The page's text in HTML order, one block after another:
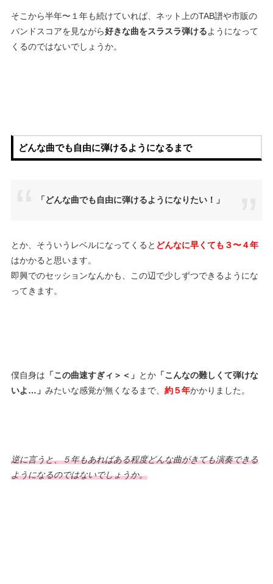
そこから半年〜１年も続けていれば、ネット上のTAB譜や市販の
バンドスコアを見ながら好きな曲をスラスラ弾けるようになって
くるのではないでしょうか。
どんな曲でも自由に弾けるようになるまで
「どんな曲でも自由に弾けるようになりたい！」
とか、そういうレベルになってくると どんなに早くても３〜４年
はかかると思います。
即興でのセッションなんかも、この辺で少しずつできるようにな
ってきます。
僕自身は 「この曲速すぎィ＞＜」 とか「こんなの難しくて弾けな
いよ…」 みたいな感覚が無くなるまで、 約５年かかりました。
逆に言うと、５年もあればある程度どんな曲がきても演奏できる
ようになるのではないでしょうか。